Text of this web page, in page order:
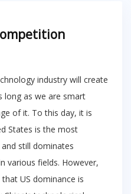
industry will create
long as we are smart
of it. To this day, it is
States is the most
still dominates
various fields. However,
US dominance is